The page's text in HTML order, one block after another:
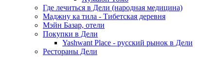
Где лечиться в Дели (народная медицина)
Маджну ка тила - Тибетская деревня
Мэйн Базар, отели
Покупки в Дели
Yashwant Place - русский рынок в Дели
Рестораны Дели